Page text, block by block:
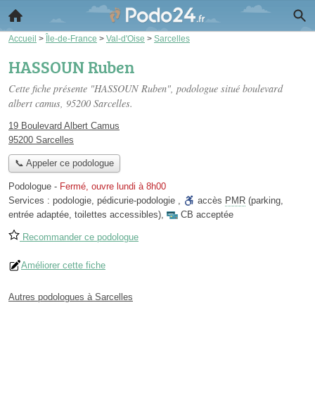
Accueil > Île-de-France > Val-d'Oise > Sarcelles
HASSOUN Ruben
Cette fiche présente "HASSOUN Ruben", podologue situé boulevard
albert camus, 95200 Sarcelles.
19 Boulevard Albert Camus
95200 Sarcelles
📞 Appeler ce podologue
Podologue - Fermé, ouvre lundi à 8h00
Services : podologie, pédicurie-podologie , accès PMR (parking,
entrée adaptée, toilettes accessibles), CB acceptée
Recommander ce podologue
Améliorer cette fiche
Autres podologues à Sarcelles